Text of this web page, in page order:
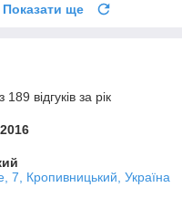
Показати ще
відгуків за рік
7, Кропивницький, Україна